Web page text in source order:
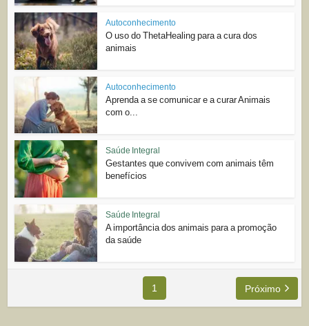
Autoconhecimento
O uso do ThetaHealing para a cura dos
animais
Autoconhecimento
Aprenda a se comunicar e a curar Animais
com o...
Saúde Integral
Gestantes que convivem com animais têm
benefícios
Saúde Integral
A importância dos animais para a promoção
da saúde
1 Próximo